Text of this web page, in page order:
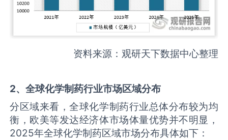
资料来源：观研天下数据中心整理
2、全球化学制药行业市场区域分布
分区域来看，全球化学制药行业总体分布较为均
衡，欧美等发达经济体市场体量优势并不明显，
2025年全球化学制药区域市场分布具体如下：